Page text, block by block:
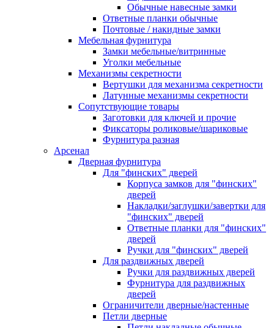
Обычные навесные замки
Ответные планки обычные
Почтовые / накидные замки
Мебельная фурнитура
Замки мебельные/витринные
Уголки мебельные
Механизмы секретности
Вертушки для механизма секретности
Латунные механизмы секретности
Сопутствующие товары
Заготовки для ключей и прочие
Фиксаторы роликовые/шариковые
Фурнитура разная
Арсенал
Дверная фурнитура
Для "финских" дверей
Корпуса замков для "финских"
дверей
Накладки/заглушки/завертки для
"финских" дверей
Ответные планки для "финских"
дверей
Ручки для "финских" дверей
Для раздвижных дверей
Ручки для раздвижных дверей
Фурнитура для раздвижных
дверей
Ограничители дверные/настенные
Петли дверные